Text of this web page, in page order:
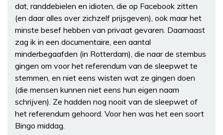
dat, randdebielen en idioten, die op Facebook zitten
(en daar alles over zichzelf prijsgeven), ook maar het
minste besef hebben van privaat gevaren. Daarnaast
zag ik in een documentaire, een aantal
minderbegaafden (in Rotterdam), die naar de stembus
gingen om voor het referendum van de sleepwet te
stemmen, en niet eens wisten wat ze gingen doen
(die mensen kunnen niet eens hun eigen naam
schrijven). Ze hadden nog nooit van de sleepwet of
het referendum gehoord. Voor hen was het een soort
Bingo middag.